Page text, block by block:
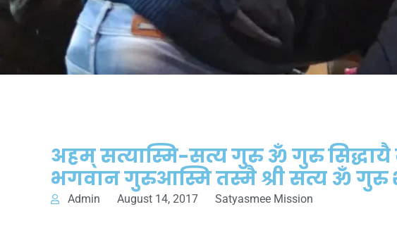
अहम् सत्यास्मि-सत्य गुरु ॐ गुरु सिद्धायै
भगवान गुरुआस्मि तस्मै श्री सत्य ॐ गुरु
Admin August 14, 2017 Satyasmee Mission